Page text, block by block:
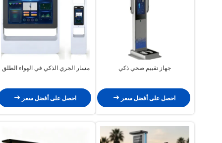
جهاز تقييم صحي ذكي
احصل على أفضل سعر
مسار الجري الذكي في الهواء الطلق
احصل على أفضل سعر